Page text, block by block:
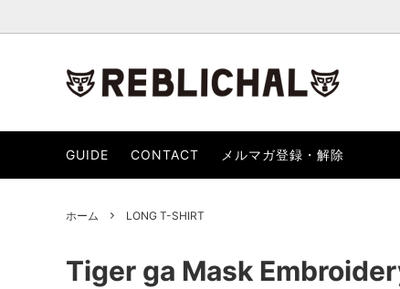
BAG/WALLET
GUIDE
CONTACT メルマガ登録・解除
ホーム LONG T-SHIRT
Tiger ga Mask